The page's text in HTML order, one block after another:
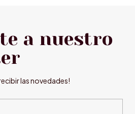
a nuestro
las novedades!